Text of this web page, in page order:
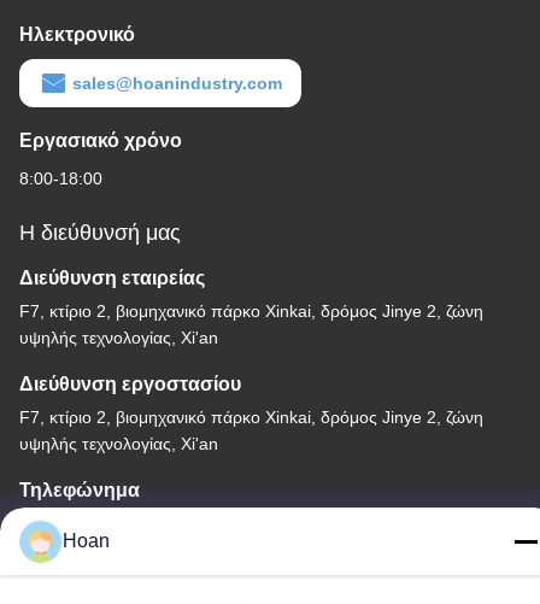
Ηλεκτρονικό
sales@hoanindustry.com
Εργασιακό χρόνο
8:00-18:00
Η διεύθυνσή μας
Διεύθυνση εταιρείας
F7, κτίριο 2, βιομηχανικό πάρκο Xinkai, δρόμος Jinye 2, ζώνη
υψηλής τεχνολογίας, Xi'an
Διεύθυνση εργοστασίου
F7, κτίριο 2, βιομηχανικό πάρκο Xinkai, δρόμος Jinye 2, ζώνη
υψηλής τεχνολογίας, Xi'an
Τηλεφώνημα
86--18740357801
Hoan